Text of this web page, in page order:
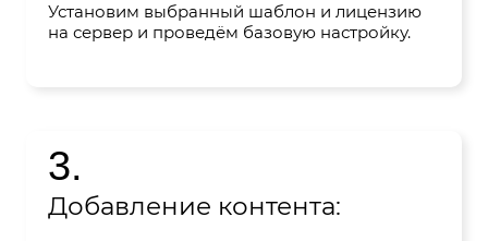
Установим выбранный шаблон и лицензию
на сервер и проведём базовую настройку.
3.
Добавление контента: